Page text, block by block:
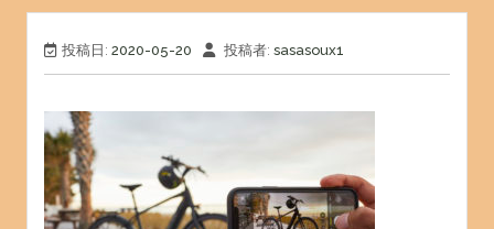
投稿日: 2020-05-20 投稿者: sasasoux1